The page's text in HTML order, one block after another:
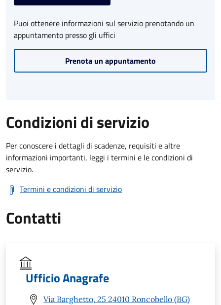
Puoi ottenere informazioni sul servizio prenotando un
appuntamento presso gli uffici
Prenota un appuntamento
Condizioni di servizio
Per conoscere i dettagli di scadenze, requisiti e altre
informazioni importanti, leggi i termini e le condizioni di
servizio.
Termini e condizioni di servizio
Contatti
Ufficio Anagrafe
Via Barghetto, 25 24010 Roncobello (BG)